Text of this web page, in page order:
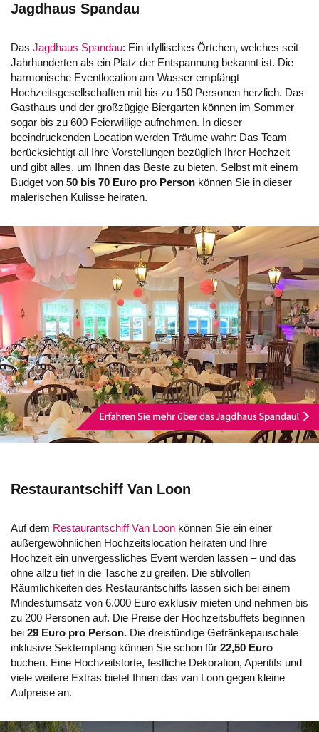
Jagdhaus Spandau
Das Jagdhaus Spandau: Ein idyllisches Örtchen, welches seit
Jahrhunderten als ein Platz der Entspannung bekannt ist. Die
harmonische Eventlocation am Wasser empfängt
Hochzeitsgesellschaften mit bis zu 150 Personen herzlich. Das
Gasthaus und der großzügige Biergarten können im Sommer
sogar bis zu 600 Feierwillige aufnehmen. In dieser
beeindruckenden Location werden Träume wahr: Das Team
berücksichtigt all Ihre Vorstellungen bezüglich Ihrer Hochzeit
und gibt alles, um Ihnen das Beste zu bieten. Selbst mit einem
Budget von 50 bis 70 Euro pro Person können Sie in dieser
malerischen Kulisse heiraten.
Restaurantschiff Van Loon
Auf dem Restaurantschiff Van Loon können Sie ein einer
außergewöhnlichen Hochzeitslocation heiraten und Ihre
Hochzeit ein unvergessliches Event werden lassen – und das
ohne allzu tief in die Tasche zu greifen. Die stilvollen
Räumlichkeiten des Restaurantschiffs lassen sich bei einem
Mindestumsatz von 6.000 Euro exklusiv mieten und nehmen bis
zu 200 Personen auf. Die Preise der Hochzeitsbuffets beginnen
bei 29 Euro pro Person. Die dreistündige Getränkepauschale
inklusive Sektempfang können Sie schon für 22,50 Euro
buchen. Eine Hochzeitstorte, festliche Dekoration, Aperitifs und
viele weitere Extras bietet Ihnen das van Loon gegen kleine
Aufpreise an.